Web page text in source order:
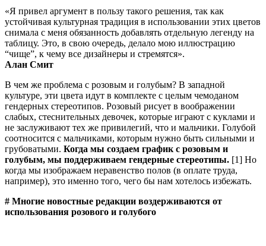
«Я привел аргумент в пользу такого решения, так как
устойчивая культурная традиция в использовании этих цветов
снимала с меня обязанность добавлять отдельную легенду на
таблицу. Это, в свою очередь, делало мою иллюстрацию
“чище”, к чему все дизайнеры и стремятся».
Алан Смит
В чем же проблема с розовым и голубым? В западной
культуре, эти цвета идут в комплекте с целым чемоданом
гендерных стереотипов. Розовый рисует в воображении
слабых, стеснительных девочек, которые играют с куклами и
не заслуживают тех же привилегий, что и мальчики. Голубой
соотносится с мальчиками, которым нужно быть сильными и
грубоватыми. Когда мы создаем график с розовым и
голубым, мы поддерживаем гендерные стереотипы. [1] Но
когда мы изображаем неравенство полов (в оплате труда,
например), это именно того, чего бы нам хотелось избежать.
# Многие новостные редакции воздерживаются от
использования розового и голубого